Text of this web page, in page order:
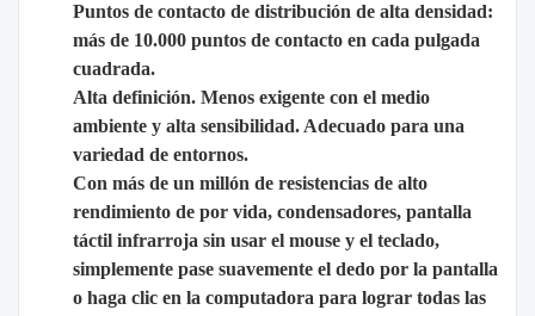
Puntos de contacto de distribución de alta densidad:
más de 10.000 puntos de contacto en cada pulgada
cuadrada.
Alta definición. Menos exigente con el medio
ambiente y alta sensibilidad. Adecuado para una
variedad de entornos.
Con más de un millón de resistencias de alto
rendimiento de por vida, condensadores, pantalla
táctil infrarroja sin usar el mouse y el teclado,
simplemente pase suavemente el dedo por la pantalla
o haga clic en la computadora para lograr todas las